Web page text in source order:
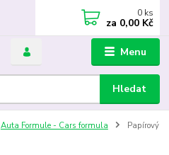
Menu
Hledat
0 ks
za 0,00 Kč
Auta Formule - Cars formula
Papírový